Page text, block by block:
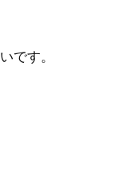
です。